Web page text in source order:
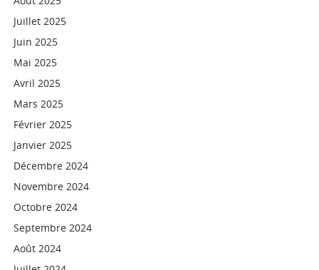
Juillet 2025
Juin 2025
Mai 2025
Avril 2025
Mars 2025
Février 2025
Janvier 2025
Décembre 2024
Novembre 2024
Octobre 2024
Septembre 2024
Août 2024